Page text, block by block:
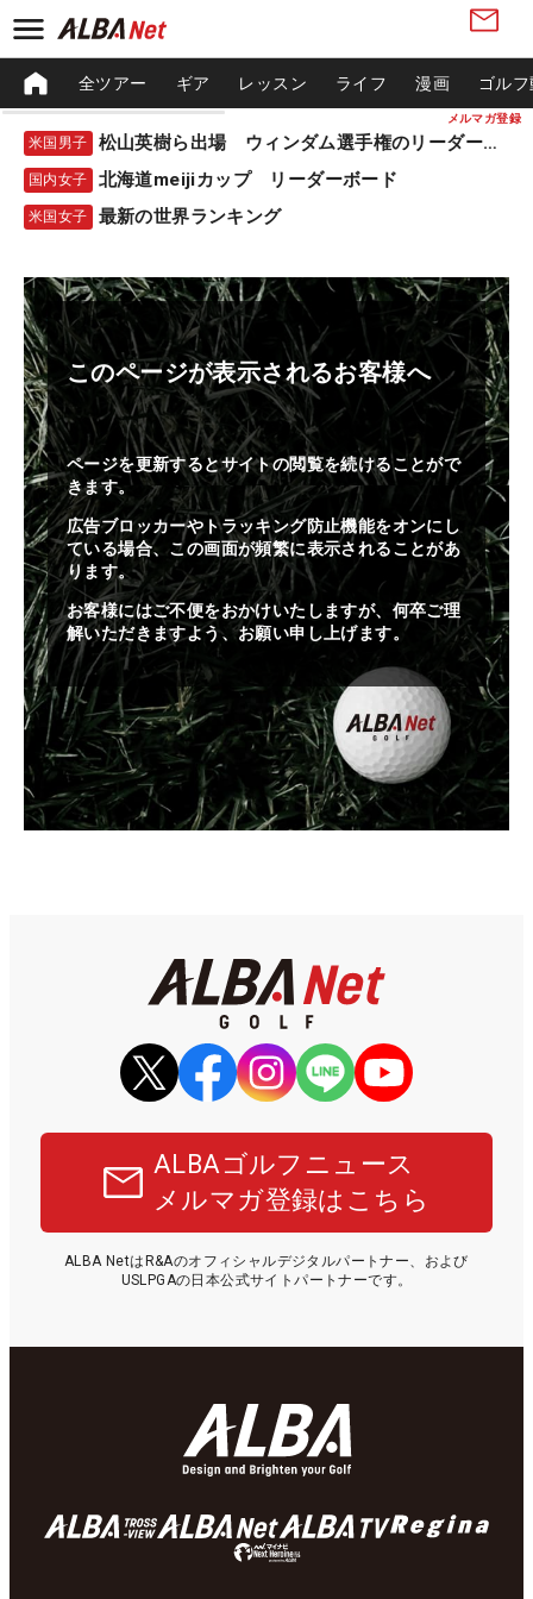
メルマガ登録
全ツアー ギア レッスン ライフ 漫画 ゴル
米国男子 松山英樹ら出場 ウィンダム選手権のリーダーボード
国内女子 北海道meijiカップ リーダーボード
米国女子 最新の世界ランキング
このページが表示されるお客様へ
ページを更新するとサイトの閲覧を続けることがで
きます。
広告ブロッカーやトラッキング防止機能をオンにし
ている場合、この画面が頻繁に表示されることがあ
ります。
お客様にはご不便をおかけいたしますが、何卒ご理
解いただきますよう、お願い申し上げます。
ALBAゴルフニュース
メルマガ登録はこちら
ALBA NetはR&Aのオフィシャルデジタルパートナー、および
USLPGAの日本公式サイトパートナーです。